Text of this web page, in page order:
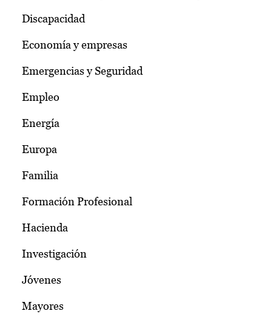
Discapacidad
Economía y empresas
Emergencias y Seguridad
Empleo
Energía
Europa
Familia
Formación Profesional
Hacienda
Investigación
Jóvenes
Mayores